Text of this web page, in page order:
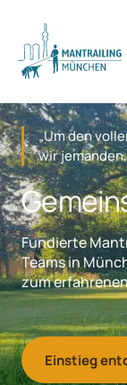
„Um den
wir
Fundierte
Teams in
zum
Einstieg